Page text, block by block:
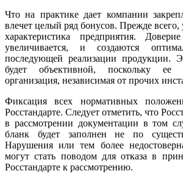
Что на практике дает компании
влечет целый ряд бонусов. Прежде
характеристика предприятия.
увеличивается, и создаются
последующей реализации продукции.
будет объективной, поскольку ее
организация, независимая от прочих
Фиксация всех нормативных
Росстандарте. Следует отметить, что
в рассмотрении документации в том
бланк будет заполнен не по
Нарушения или тем более
могут стать поводом для отказа в
Росстандарте к рассмотрению.